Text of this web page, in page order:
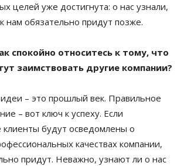
целей уже достигнута: о нас узнали,
нам обязательно придут позже.
спокойно относитесь к тому, что
заимствовать другие компании?
– это прошлый век. Правильное
– вот ключ к успеху. Если
будут осведомлены о
качествах компании,
придут. Неважно, узнают ли о нас